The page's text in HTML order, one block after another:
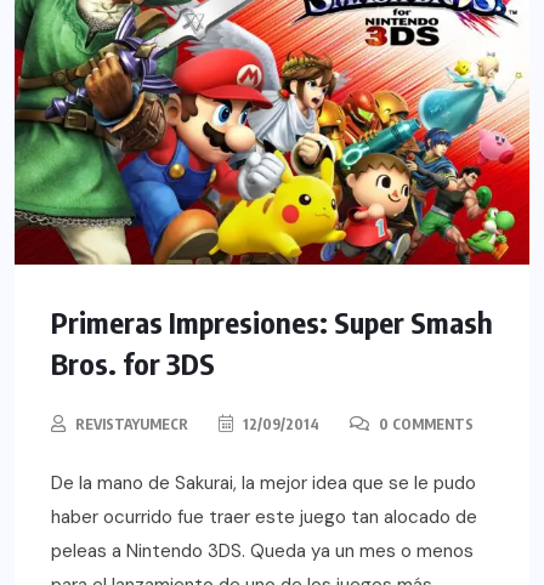
Primeras Impresiones: Super Smash
Bros. for 3DS
REVISTAYUMECR 12/09/2014 0 COMMENTS
De la mano de Sakurai, la mejor idea que se le pudo
haber ocurrido fue traer este juego tan alocado de
peleas a Nintendo 3DS. Queda ya un mes o menos